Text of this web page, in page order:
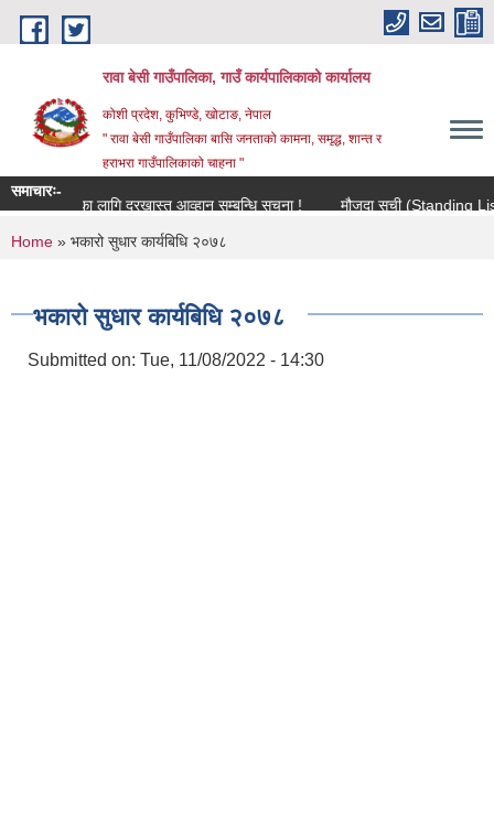
Skip to main content
रावा बेसी गाउँपालिका, गाउँ कार्यपालिकाको कार्यालय
कोशी प्रदेश, कुभिण्डे, खोटाङ, नेपाल
" रावा बेसी गाउँपालिका बासि जनताको कामना, समृद्ध, शान्त र
हराभरा गाउँपालिकाको चाहना "
समाचारः-
सहमतिका लागि दरखास्त आव्हान सम्बन्धि सूचना !
मौजुदा सूची (Standing List)
You are here
Home » भकारो सुधार कार्यबिधि २०७८
भकारो सुधार कार्यबिधि २०७८
Submitted on: Tue, 11/08/2022 - 14:30